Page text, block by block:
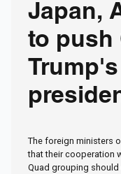
Japan,
to push
The foreign ministers
that their cooperation
Quad grouping